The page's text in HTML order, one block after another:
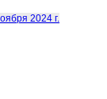
2024 г.